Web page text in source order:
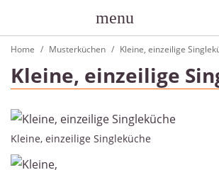
Home Musterküchen Kleine, einzeilige
Kleine, einzeilige
Kleine, einzeilige Singleküche